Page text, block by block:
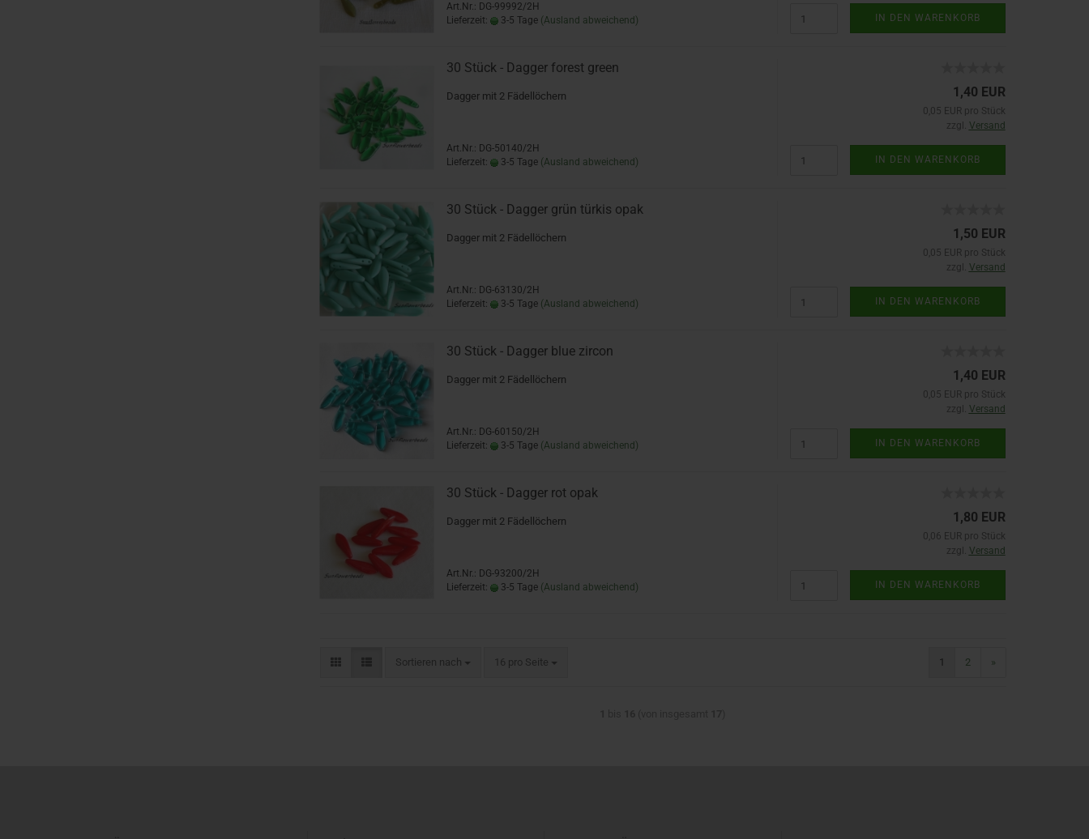
Art.Nr.: DG-99992/2H
Lieferzeit:
3-5 Tage (Ausland abweichend) IN DEN WARENKORB
30 Stück - Dagger forest green
Dagger mit 2 Fädellöchern
Art.Nr.: DG-50140/2H
Lieferzeit:
3-5 Tage (Ausland abweichend)
1,40 EUR
0,05 EUR pro Stück
zzgl. Versand
IN DEN WARENKORB
30 Stück - Dagger grün türkis opak
Dagger mit 2 Fädellöchern
Art.Nr.: DG-63130/2H
Lieferzeit:
3-5 Tage (Ausland abweichend)
1,50 EUR
0,05 EUR pro Stück
zzgl. Versand
IN DEN WARENKORB
30 Stück - Dagger blue zircon
Dagger mit 2 Fädellöchern
Art.Nr.: DG-60150/2H
Lieferzeit:
3-5 Tage (Ausland abweichend)
1,40 EUR
0,05 EUR pro Stück
zzgl. Versand
IN DEN WARENKORB
30 Stück - Dagger rot opak
Dagger mit 2 Fädellöchern
Art.Nr.: DG-93200/2H
Lieferzeit:
3-5 Tage (Ausland abweichend)
1,80 EUR
0,06 EUR pro Stück
zzgl. Versand
IN DEN WARENKORB
Sortieren nach 16 pro Seite 1 2 »